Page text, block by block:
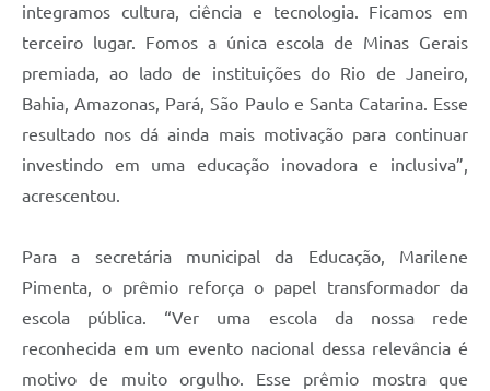
integramos cultura, ciência e tecnologia. Ficamos em
terceiro lugar. Fomos a única escola de Minas Gerais
premiada, ao lado de instituições do Rio de Janeiro,
Bahia, Amazonas, Pará, São Paulo e Santa Catarina. Esse
resultado nos dá ainda mais motivação para continuar
investindo em uma educação inovadora e inclusiva”,
acrescentou.
Para a secretária municipal da Educação, Marilene
Pimenta, o prêmio reforça o papel transformador da
escola pública. “Ver uma escola da nossa rede
reconhecida em um evento nacional dessa relevância é
motivo de muito orgulho. Esse prêmio mostra que